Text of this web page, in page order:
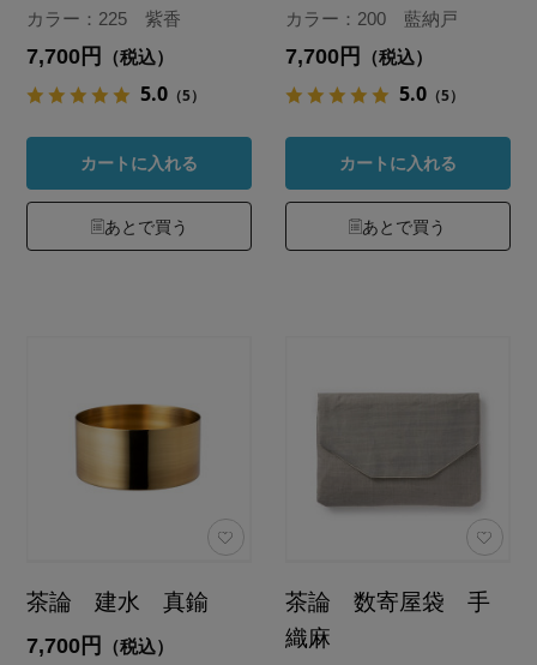
カラー：225 紫香
7,700円 （税込）
5.0 （5）
カートに入れる
あとで買う
カラー：200 藍納戸
7,700円 （税込）
5.0 （5）
カートに入れる
あとで買う
茶論 建水 真鍮
7,700円 （税込）
茶論 数寄屋袋 手
織麻